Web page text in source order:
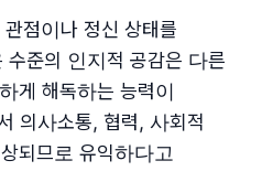
점이나 정신 상태를
준의 인지적 공감은 다른
게 해독하는 능력이
의사소통, 협력, 사회적
되므로 유익하다고